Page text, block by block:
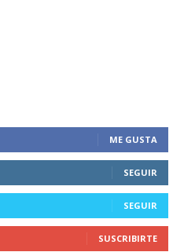
ME GUSTA
SEGUIR
SEGUIR
SUSCRIBIRTE